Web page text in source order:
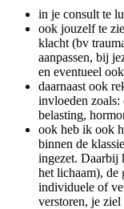
in je consult te
ook jouzelf te
klacht (bv
aanpassen, bij
en eventueel
daarnaast ook
invloeden
belasting,
ook heb ik ook
binnen de
ingezet. Daarbij
het lichaam), de
individuele of
verstoren, je ziel